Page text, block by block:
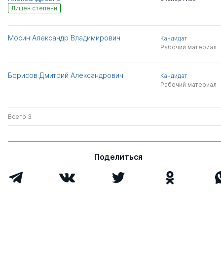
Лишен степени
Мосин Александр Владимирович
Кандидат
Рабочий материал
Борисов Дмитрий Александрович
Кандидат
Рабочий материал
Всего 3
Поделиться